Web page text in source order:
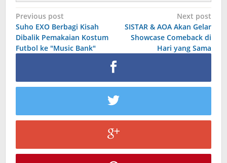
Post
navigation
Previous post
Suho EXO Berbagi Kisah
Dibalik Pemakaian Kostum
Futbol ke "Music Bank"
Next post
SISTAR & AOA Akan Gelar
Showcase Comeback di
Hari yang Sama